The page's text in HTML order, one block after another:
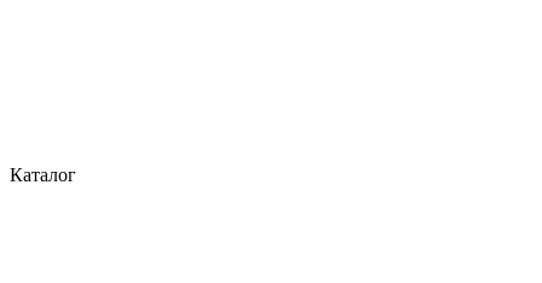
Каталог